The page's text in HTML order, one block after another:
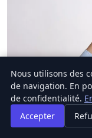
Nous utilisons des
de navigation. En
de confidentialité.
Accepter